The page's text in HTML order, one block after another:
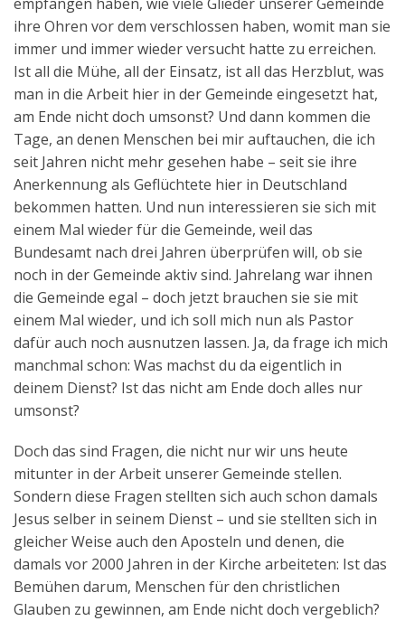
ihre Ohren vor dem verschlossen haben, womit man sie
immer und immer wieder versucht hatte zu erreichen.
Ist all die Mühe, all der Einsatz, ist all das Herzblut, was
man in die Arbeit hier in der Gemeinde eingesetzt hat,
am Ende nicht doch umsonst? Und dann kommen die
Tage, an denen Menschen bei mir auftauchen, die ich
seit Jahren nicht mehr gesehen habe – seit sie ihre
Anerkennung als Geflüchtete hier in Deutschland
bekommen hatten. Und nun interessieren sie sich mit
einem Mal wieder für die Gemeinde, weil das
Bundesamt nach drei Jahren überprüfen will, ob sie
noch in der Gemeinde aktiv sind. Jahrelang war ihnen
die Gemeinde egal – doch jetzt brauchen sie sie mit
einem Mal wieder, und ich soll mich nun als Pastor
dafür auch noch ausnutzen lassen. Ja, da frage ich mich
manchmal schon: Was machst du da eigentlich in
deinem Dienst? Ist das nicht am Ende doch alles nur
umsonst?
Doch das sind Fragen, die nicht nur wir uns heute
mitunter in der Arbeit unserer Gemeinde stellen.
Sondern diese Fragen stellten sich auch schon damals
Jesus selber in seinem Dienst – und sie stellten sich in
gleicher Weise auch den Aposteln und denen, die
damals vor 2000 Jahren in der Kirche arbeiteten: Ist das
Bemühen darum, Menschen für den christlichen
Glauben zu gewinnen, am Ende nicht doch vergeblich?